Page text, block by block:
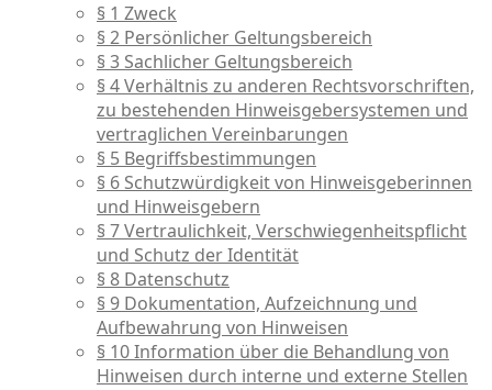
§ 1 Zweck
§ 2 Persönlicher Geltungsbereich
§ 3 Sachlicher Geltungsbereich
§ 4 Verhältnis zu anderen Rechtsvorschriften,
zu bestehenden Hinweisgebersystemen und
vertraglichen Vereinbarungen
§ 5 Begriffsbestimmungen
§ 6 Schutzwürdigkeit von Hinweisgeberinnen
und Hinweisgebern
§ 7 Vertraulichkeit, Verschwiegenheitspflicht
und Schutz der Identität
§ 8 Datenschutz
§ 9 Dokumentation, Aufzeichnung und
Aufbewahrung von Hinweisen
§ 10 Information über die Behandlung von
Hinweisen durch interne und externe Stellen